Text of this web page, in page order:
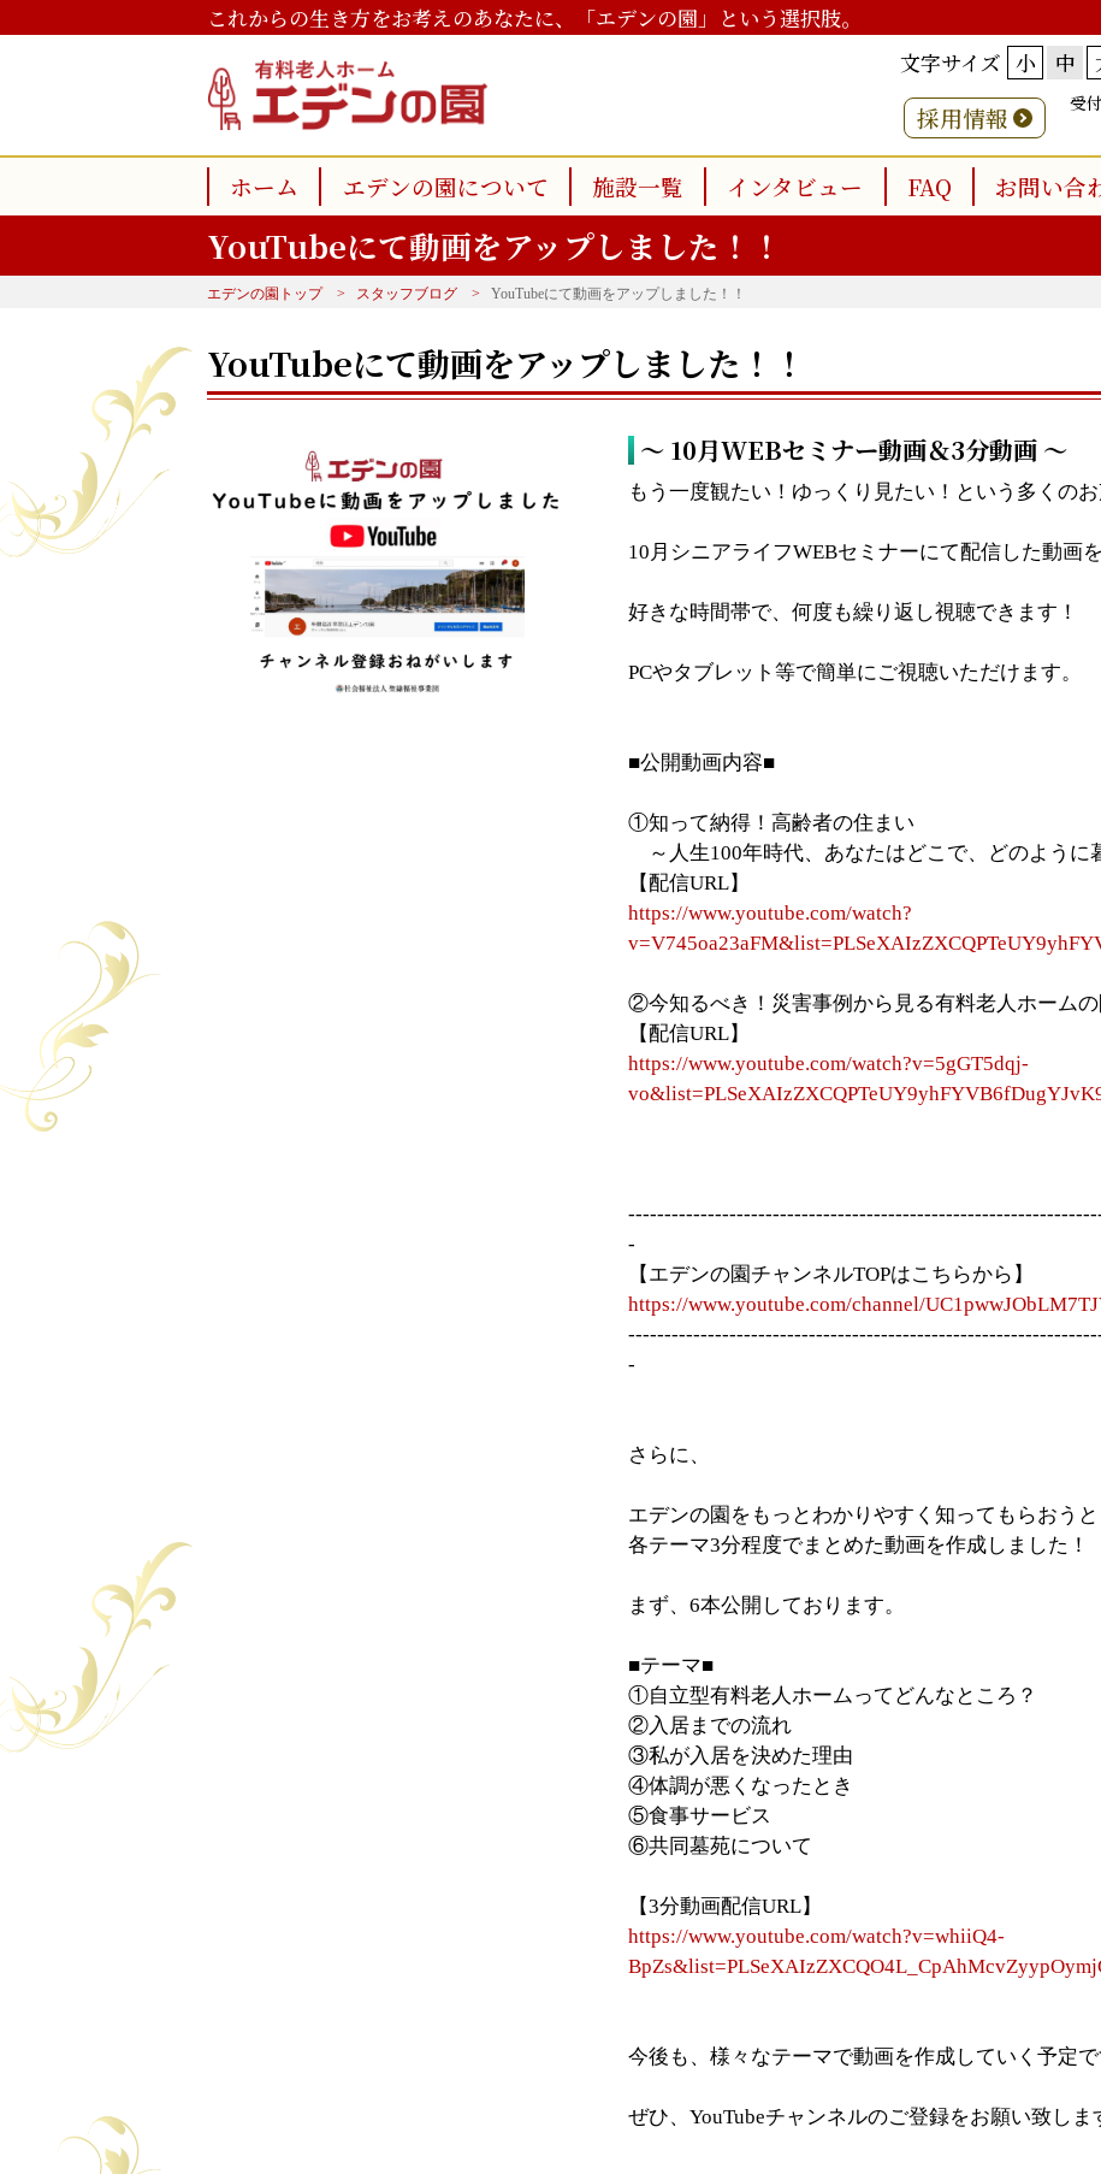
これからの生き方をお考えのあなたに、「エデンの園」という選択肢。
文字サイズ 小 中
採用情報 受
ホーム エデンの園について 施設一覧 インタビュー FAQ お問い合
YouTubeにて動画をアップしました！！
エデンの園トップ スタッフブログ YouTubeにて動画をアップしました！！
YouTubeにて動画をアップしました！！
～ 10月WEBセミナー動画＆3分動画 ～
もう一度観たい！ゆっくり見たい！という多くの
10月シニアライフWEBセミナーにて配信した動画
好きな時間帯で、何度も繰り返し視聴できます！
PCやタブレット等で簡単にご視聴いただけます。
■公開動画内容■
①知って納得！高齢者の住まい
～人生100年時代、あなたはどこで、どのように
【配信URL】
https://www.youtube.com/watch?
②今知るべき！災害事例から見る有料老人ホームの
【配信URL】
https://www.youtube.com/watch?v=5gGT5dqj-
-
【エデンの園チャンネルTOPはこちらから】
https://www.youtube.com/channel/
-
さらに、
エデンの園をもっとわかりやすく知ってもらおうと
各テーマ3分程度でまとめた動画を作成しました！
まず、6本公開しております。
■テーマ■
①自立型有料老人ホームってどんなところ？
②入居までの流れ
③私が入居を決めた理由
④体調が悪くなったとき
⑤食事サービス
⑥共同墓苑について
【3分動画配信URL】
https://www.youtube.com/watch?v=whiiQ4-
今後も、様々なテーマで動画を作成していく予定で
ぜひ、YouTubeチャンネルのご登録をお願い致しま